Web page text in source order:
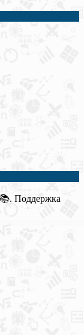
Поддержка